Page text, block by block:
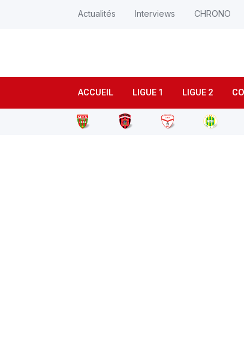
ACCUEIL LIGUE 1 LIGUE 2
Actualités Interviews CHRONO